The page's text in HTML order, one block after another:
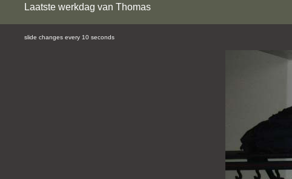
Laatste werkdag van Thomas
slide changes every 10 seconds